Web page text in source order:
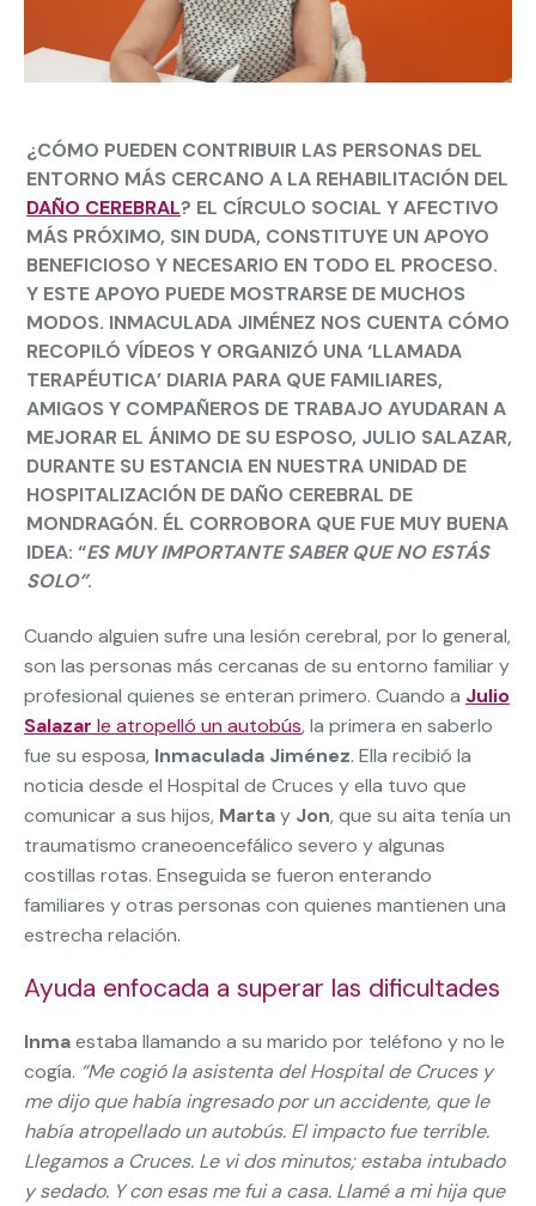
¿CÓMO PUEDEN CONTRIBUIR LAS PERSONAS DEL
ENTORNO MÁS CERCANO A LA REHABILITACIÓN DEL
DAÑO CEREBRAL? EL CÍRCULO SOCIAL Y AFECTIVO
MÁS PRÓXIMO, SIN DUDA, CONSTITUYE UN APOYO
BENEFICIOSO Y NECESARIO EN TODO EL PROCESO.
Y ESTE APOYO PUEDE MOSTRARSE DE MUCHOS
MODOS. INMACULADA JIMÉNEZ NOS CUENTA CÓMO
RECOPILÓ VÍDEOS Y ORGANIZÓ UNA ‘LLAMADA
TERAPÉUTICA’ DIARIA PARA QUE FAMILIARES,
AMIGOS Y COMPAÑEROS DE TRABAJO AYUDARAN A
MEJORAR EL ÁNIMO DE SU ESPOSO, JULIO SALAZAR,
DURANTE SU ESTANCIA EN NUESTRA UNIDAD DE
HOSPITALIZACIÓN DE DAÑO CEREBRAL DE
MONDRAGÓN. ÉL CORROBORA QUE FUE MUY BUENA
IDEA: “ES MUY IMPORTANTE SABER QUE NO ESTÁS
SOLO”.
Cuando alguien sufre una lesión cerebral, por lo general,
son las personas más cercanas de su entorno familiar y
profesional quienes se enteran primero. Cuando a Julio
Salazar le atropelló un autobús, la primera en saberlo
fue su esposa, Inmaculada Jiménez. Ella recibió la
noticia desde el Hospital de Cruces y ella tuvo que
comunicar a sus hijos, Martay Jon, que su aita tenía un
traumatismo craneoencefálico severo y algunas
costillas rotas. Enseguida se fueron enterando
familiares y otras personas con quienes mantienen una
estrecha relación.
Ayuda enfocada a superar las dificultades
Inmaestaba llamando a su marido por teléfono y no le
cogía. “Me cogió la asistenta del Hospital de Cruces y
me dijo que había ingresado por un accidente, que le
había atropellado un autobús. El impacto fue terrible.
Llegamos a Cruces. Le vi dos minutos; estaba intubado
y sedado. Y con esas me fui a casa. Llamé a mi hija que